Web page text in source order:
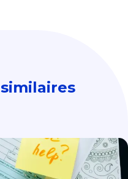
similaires